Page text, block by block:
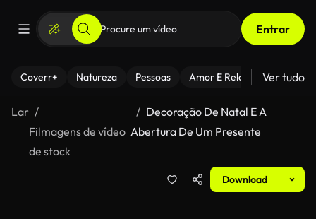
Entrar
Coverr+ Natureza Pessoas Amor E Relacionamentos
Ver tudo
Lar
Filmagens de vídeo
de stock
Decoração De Natal E A
Abertura De Um Presente
Download